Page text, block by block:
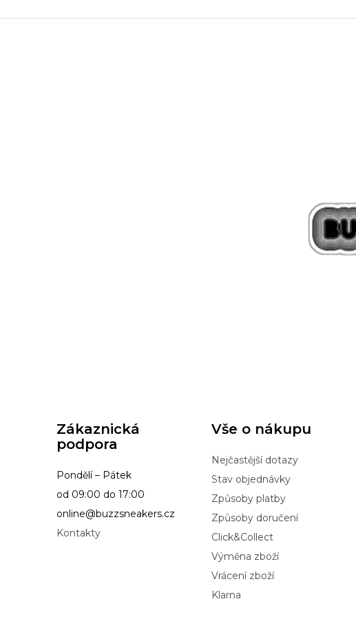
Zákaznická
podpora
Pondělí – Pátek
od 09:00 do 17:00
online@buzzsneakers.cz
Kontakty
Vše o nákupu
Nejčastější dotazy
Stav objednávky
Způsoby platby
Způsoby doručení
Click&Collect
Výměna zboží
Vrácení zboží
Klarna